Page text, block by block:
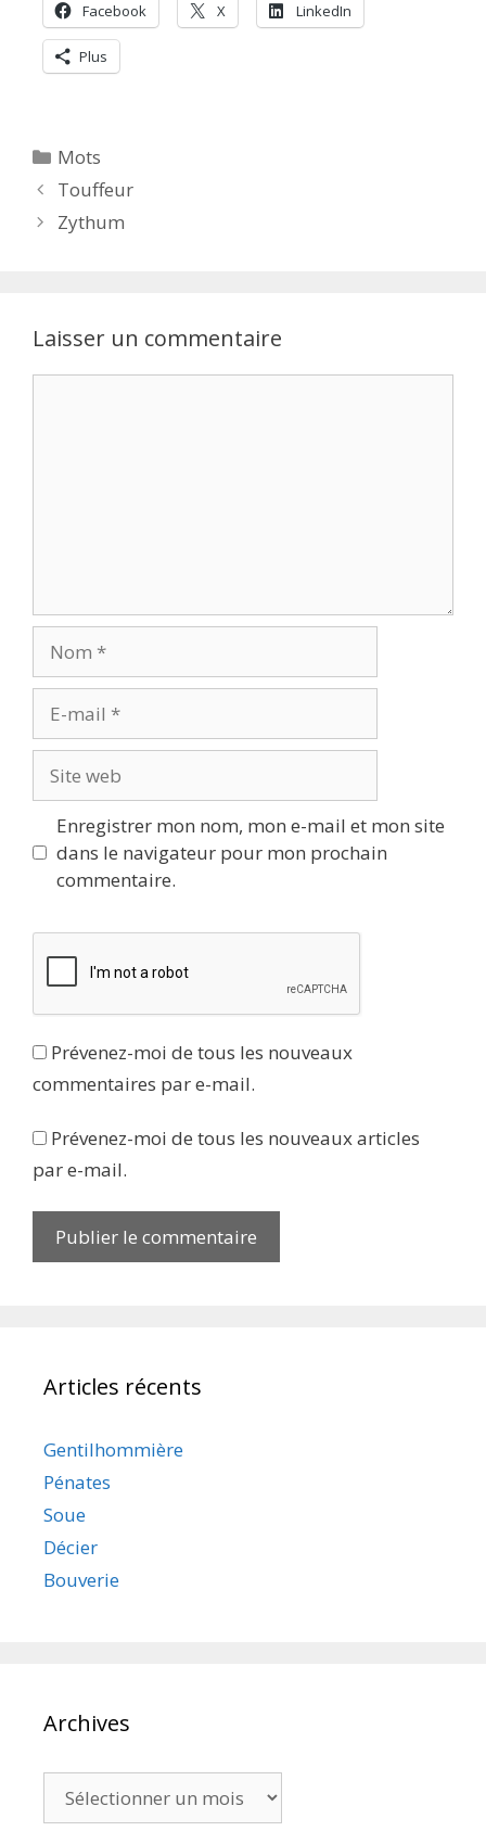
Facebook X LinkedIn
Plus
Catégories
Mots
Touffeur
Zythum
Laisser un commentaire
mail
web
Enregistrer mon nom, mon e-mail et mon site
dans le navigateur pour mon prochain
commentaire.
Prévenez-moi de tous les nouveaux
commentaires par e-mail.
Prévenez-moi de tous les nouveaux articles
par e-mail.
Articles récents
Gentilhommière
Pénates
Soue
Décier
Bouverie
Archives